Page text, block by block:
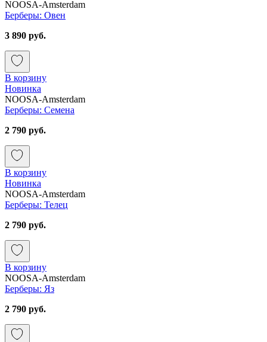
NOOSA-Amsterdam
Берберы: Овен
3 890 руб.
В корзину
Новинка
NOOSA-Amsterdam
Берберы: Семена
2 790 руб.
В корзину
Новинка
NOOSA-Amsterdam
Берберы: Телец
2 790 руб.
В корзину
NOOSA-Amsterdam
Берберы: Яз
2 790 руб.